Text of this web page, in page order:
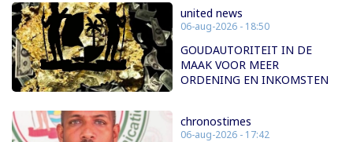
united news
06-aug-2026 - 18:50
GOUDAUTORITEIT IN DE
MAAK VOOR MEER
ORDENING EN INKOMSTEN
chronostimes
06-aug-2026 - 17:42